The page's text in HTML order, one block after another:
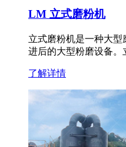
LM 立式磨粉机
立式磨粉机是一种大
进后的大型粉磨设备
了解详情